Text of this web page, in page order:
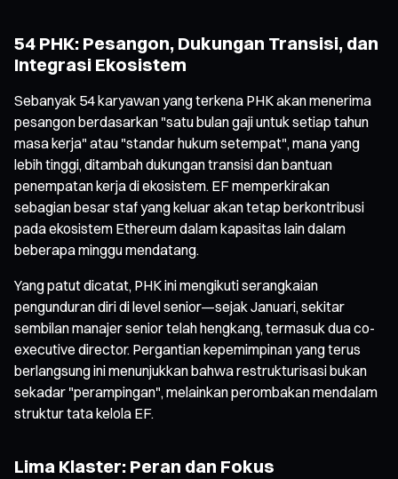
54 PHK: Pesangon, Dukungan Transisi, dan
Integrasi Ekosistem
Sebanyak 54 karyawan yang terkena PHK akan menerima
pesangon berdasarkan "satu bulan gaji untuk setiap tahun
masa kerja" atau "standar hukum setempat", mana yang
lebih tinggi, ditambah dukungan transisi dan bantuan
penempatan kerja di ekosistem. EF memperkirakan
sebagian besar staf yang keluar akan tetap berkontribusi
pada ekosistem Ethereum dalam kapasitas lain dalam
beberapa minggu mendatang.
Yang patut dicatat, PHK ini mengikuti serangkaian
pengunduran diri di level senior—sejak Januari, sekitar
sembilan manajer senior telah hengkang, termasuk dua co-
executive director. Pergantian kepemimpinan yang terus
berlangsung ini menunjukkan bahwa restrukturisasi bukan
sekadar "perampingan", melainkan perombakan mendalam
struktur tata kelola EF.
Lima Klaster: Peran dan Fokus